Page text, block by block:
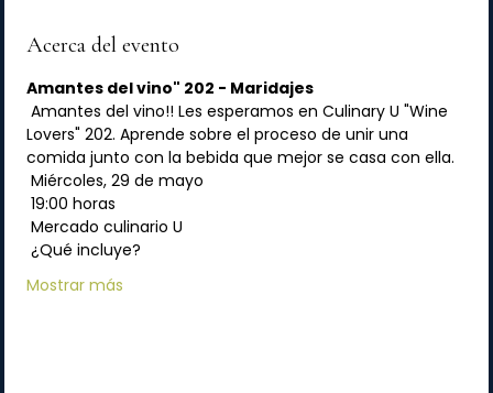
Acerca del evento
Amantes del vino" 202 - Maridajes
Amantes del vino!! Les esperamos en Culinary U "Wine
Lovers" 202. Aprende sobre el proceso de unir una
comida junto con la bebida que mejor se casa con ella.
Miércoles, 29 de mayo
19:00 horas
Mercado culinario U
¿Qué incluye?
Mostrar más